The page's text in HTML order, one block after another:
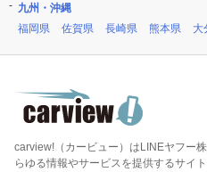
九州・沖縄
福岡県
佐賀県 長崎県 熊本県 大
carview!（カービュー）はLINEヤフー
らゆる情報やサービスを提供するサイ